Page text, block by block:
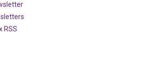
tters
RSS